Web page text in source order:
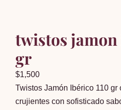
twistos jamon
gr
$1,500
Twistos Jamón Ibérico 110 gr
crujientes con sofisticado